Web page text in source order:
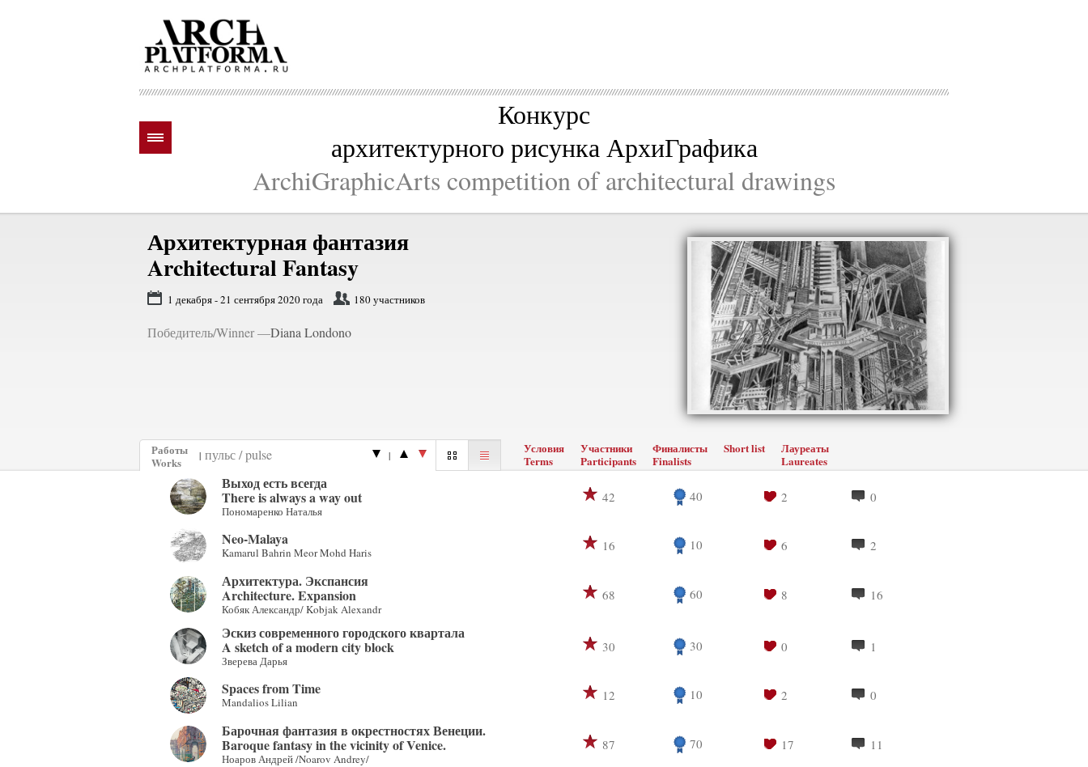
Конкурс
архитектурного рисунка АрхиГрафика
ArchiGraphicArts competition of architectural drawings
Архитектурная фантазия
Architectural Fantasy
1 декабря - 21 сентября 2020 года 180 участников
Победитель/Winner —Diana Londono
Работы
Works
| |
Условия
Terms
Участники
Participants
Финалисты
Finalists
Short list
Лауреаты
Laureates
Выход есть всегда
There is always a way out
Пономаренко Наталья
42 40 2 0
Neo-Malaya
Kamarul Bahrin Meor Mohd Haris 16 10 6 2
Архитектура. Экспансия
Architecture. Expansion
Кобяк Александр/ Kobjak Alexandr
68 60 8 16
Эскиз современного городского квартала
A sketch of a modern city block
Зверева Дарья
30 30 0 1
Spaces from Time
Mandalios Lilian 12 10 2 0
Барочная фантазия в окрестностях Венеции.
Baroque fantasy in the vicinity of Venice.
Ноаров Андрей /Noarov Andrey/
87 70 17 11